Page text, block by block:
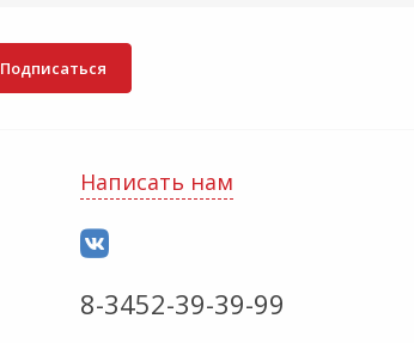
Подписаться
Написать нам
8-3452-39-39-99